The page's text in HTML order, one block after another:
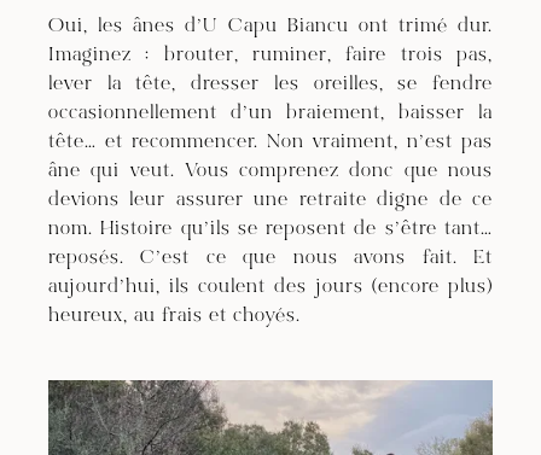
Oui, les ânes d’U Capu Biancu ont trimé dur.
Imaginez : brouter, ruminer, faire trois pas,
lever la tête, dresser les oreilles, se fendre
occasionnellement d’un braiement, baisser la
tête… et recommencer. Non vraiment, n’est pas
âne qui veut. Vous comprenez donc que nous
devions leur assurer une retraite digne de ce
nom. Histoire qu’ils se reposent de s’être tant…
reposés. C’est ce que nous avons fait. Et
aujourd’hui, ils coulent des jours (encore plus)
heureux, au frais et choyés.